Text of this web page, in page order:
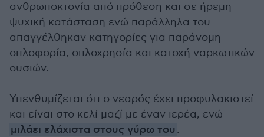
ανθρωποκτονία από πρόθεση και σε ήρεμη
ψυχική κατάσταση ενώ παράλληλα του
απαγγέλθηκαν κατηγορίες για παράνομη
οπλοφορία, οπλοχρησία και κατοχή ναρκωτικών
ουσιών.
Υπενθυμίζεται ότι ο νεαρός έχει προφυλακιστεί
και είναι στο κελί μαζί με έναν ιερέα, ενώ
μιλάει ελάχιστα στους γύρω του .